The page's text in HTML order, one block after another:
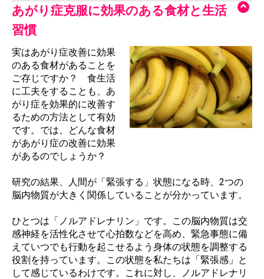
あがり症克服に効果のある食材と生活
習慣
実はあがり症改善に効果
のある食材があることを
ご存じですか？ 食生活
に工夫をすることも、あ
がり症を効果的に改善す
るための方法として有効
です。では、どんな食材
があがり症の改善に効果
があるのでしょうか？
研究の結果、人間が「緊張する」状態になる時、2つの
脳内物質が大きく関係していることが分かっています。
ひとつは「ノルアドレナリン」です。この脳内物質は交
感神経を活性化させて心拍数などを高め、緊急事態に備
えていつでも行動を起こせるよう身体の状態を調整する
役割を持っています。この状態を私たちは「緊張感」と
して感じているわけです。これに対し、ノルアドレナリ